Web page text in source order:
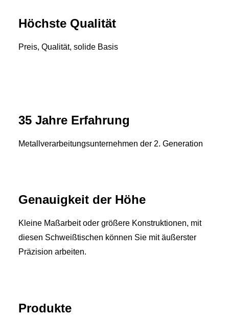
Höchste Qualität
Preis, Qualität, solide Basis
35 Jahre Erfahrung
Metallverarbeitungsunternehmen der 2. Generation
Genauigkeit der Höhe
Kleine Maßarbeit oder größere Konstruktionen, mit
diesen Schweißtischen können Sie mit äußerster
Präzision arbeiten.
Produkte